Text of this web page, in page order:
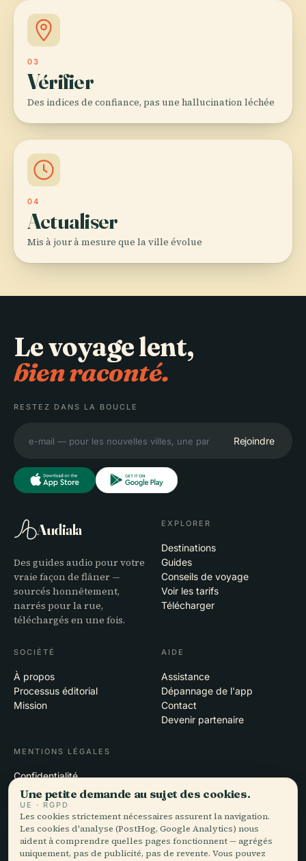
03
Vérifier
Des indices de confiance, pas une hallucination léchée
04
Actualiser
Mis à jour à mesure que la ville évolue
Le voyage lent,
bien raconté.
RESTEZ DANS LA BOUCLE
Rejoindre
Audiala
Des guides audio pour votre
vraie façon de flâner —
sourcés honnêtement,
narrés pour la rue,
téléchargés en une fois.
EXPLORER
Destinations
Guides
Conseils de voyage
Voir les tarifs
Télécharger
SOCIÉTÉ
À propos
Processus éditorial
Mission
AIDE
Assistance
Dépannage de l'app
Contact
Devenir partenaire
MENTIONS LÉGALES
Confidentialité
Conditions
Paramètres des cookies
Supprimer le compte
Une petite demande au sujet des cookies.
UE · RGPD
Les cookies strictement nécessaires assurent la navigation.
Les cookies d'analyse (PostHog, Google Analytics) nous
aident à comprendre quelles pages fonctionnent — agrégés
uniquement, pas de publicité, pas de revente. Vous pouvez